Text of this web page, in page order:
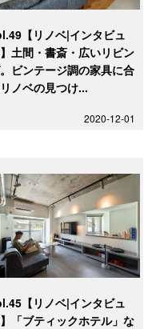
【リノベ|インタビュ
土間・書斎・広いリビン
ビンテージ調の家具に合
ノベの見つけ...
2020-12-01
【リノベ|インタビュ
「ブティックホテル」な